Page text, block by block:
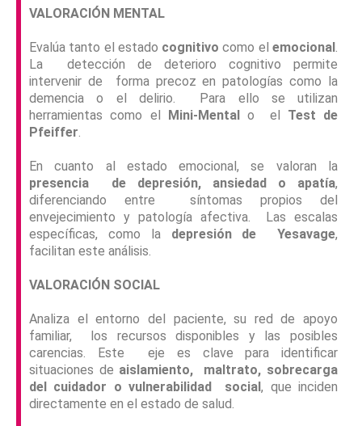
VALORACIÓN MENTAL
Evalúa tanto el estado cognitivocomo elemocional.
La detección de deterioro cognitivo permite
intervenir de forma precoz en patologías como la
demencia o el delirio. Para ello se utilizan
herramientas como el Mini-Mental o el Test de
Pfeiffer.
En cuanto al estado emocional, se valoran la
presencia de depresión, ansiedad o apatía,
diferenciando entre síntomas propios del
envejecimiento y patología afectiva. Las escalas
específicas, como la depresión de Yesavage,
facilitan este análisis.
VALORACIÓN SOCIAL
Analiza el entorno del paciente, su red de apoyo
familiar, los recursos disponibles y las posibles
carencias. Este eje es clave para identificar
situaciones de aislamiento, maltrato, sobrecarga
del cuidador o vulnerabilidad social, que inciden
directamente en el estado de salud.